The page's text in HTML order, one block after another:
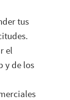
tus
el
y de los